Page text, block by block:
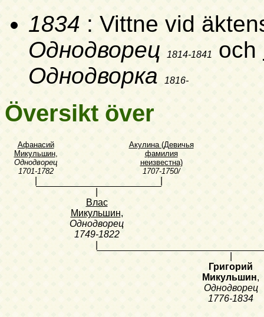
1834 : Vittne vid
Однодворец
1814-1841 och
Однодворка
1816-
Översikt över
Афанасий
Микульшин,
Однодворец
1701-1782
Акулина (Девичья
фамилия
неизвестна)
1707-1750/
Влас
Микульшин,
Однодворец
1749-1822
Григорий
Микульшин,
Однодворец
1776-1834